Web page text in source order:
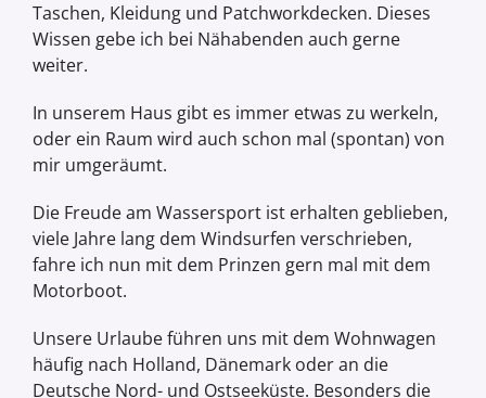
Taschen, Kleidung und Patchworkdecken. Dieses
Wissen gebe ich bei Nähabenden auch gerne
weiter.
In unserem Haus gibt es immer etwas zu werkeln,
oder ein Raum wird auch schon mal (spontan) von
mir umgeräumt.
Die Freude am Wassersport ist erhalten geblieben,
viele Jahre lang dem Windsurfen verschrieben,
fahre ich nun mit dem Prinzen gern mal mit dem
Motorboot.
Unsere Urlaube führen uns mit dem Wohnwagen
häufig nach Holland, Dänemark oder an die
Deutsche Nord- und Ostseeküste. Besonders die